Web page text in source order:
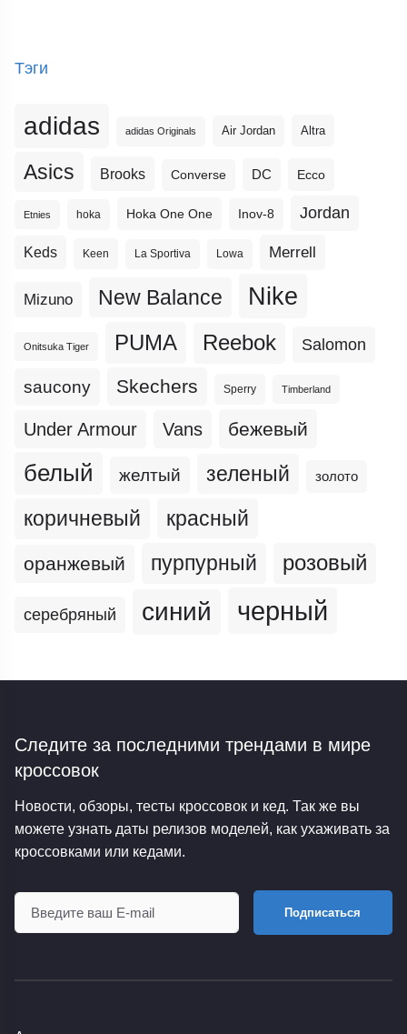
Тэги
adidas adidas Originals Air Jordan Altra
Asics Brooks Converse DC Ecco
Etnies hoka Hoka One One Inov-8 Jordan
Keds Keen La Sportiva Lowa Merrell
Mizuno New Balance Nike
Onitsuka Tiger PUMA Reebok Salomon
saucony Skechers Sperry Timberland
Under Armour Vans бежевый
белый желтый зеленый золото
коричневый красный
оранжевый пурпурный розовый
серебряный синий черный
Следите за последними трендами в мире
кроссовок
Новости, обзоры, тесты кроссовок и кед. Так же вы
можете узнать даты релизов моделей, как ухаживать за
кроссовками или кедами.
Подписаться